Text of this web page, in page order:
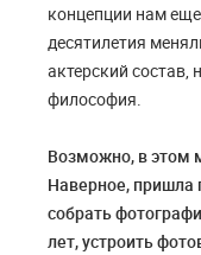
концепции нам еще
десятилетия
актерский состав,
философия.
Возможно, в этом
Наверное, пришла
собрать
лет, устроить